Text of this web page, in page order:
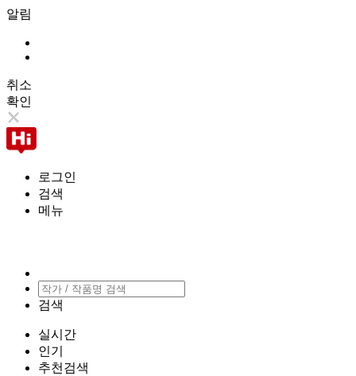
알림
취소
확인
로그인
검색
메뉴
검색
실시간
인기
추천검색